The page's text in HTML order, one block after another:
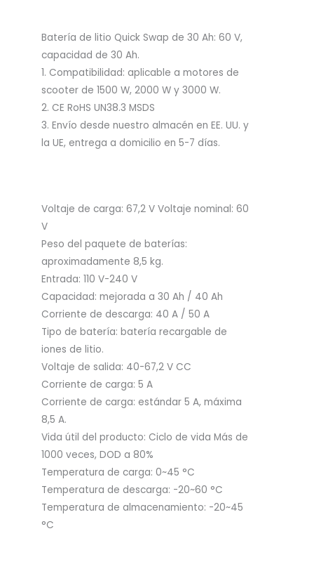
Batería de litio Quick Swap de 30 Ah: 60 V,
capacidad de 30 Ah.
1. Compatibilidad: aplicable a motores de
scooter de 1500 W, 2000 W y 3000 W.
2. CE RoHS UN38.3 MSDS
3. Envío desde nuestro almacén en EE. UU. y
la UE, entrega a domicilio en 5-7 días.
Voltaje de carga: 67,2 V Voltaje nominal: 60
V
Peso del paquete de baterías:
aproximadamente 8,5 kg.
Entrada: 110 V-240 V
Capacidad: mejorada a 30 Ah / 40 Ah
Corriente de descarga: 40 A / 50 A
Tipo de batería: batería recargable de
iones de litio.
Voltaje de salida: 40-67,2 V CC
Corriente de carga: 5 A
Corriente de carga: estándar 5 A, máxima
8,5 A.
Vida útil del producto: Ciclo de vida Más de
1000 veces, DOD a 80%
Temperatura de carga: 0~45 °C
Temperatura de descarga: -20~60 °C
Temperatura de almacenamiento: -20~45
°C